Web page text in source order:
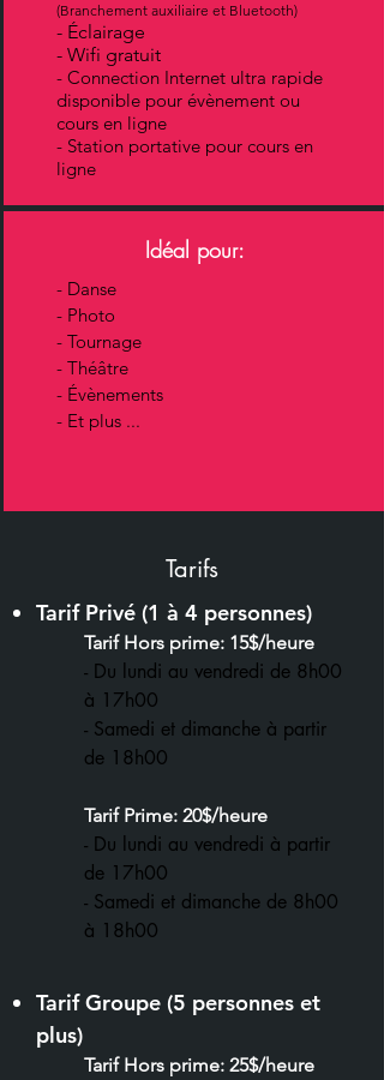
(Branchement auxiliaire et Bluetooth)
- Éclairage
- Wifi gratuit
- Connection Internet ultra rapide
disponible pour évènement ou
cours en ligne
- Station portative pour cours en
ligne
Idéal pour:
- Danse
- Photo
- Tournage
- Théâtre
- Évènements
- Et plus ...
Tarifs
Tarif Privé (1 à 4 personnes)
Tarif Hors prime: 15$/heure
- Du lundi au vendredi de 8 h00
à 17h00
- Samedi et dimanche à partir
de 18h00
Tarif Prime: 20$/heure
- Du lundi au vendredi à partir
de 17h00
- Samedi et dimanche de 8h00
à 18h00
Tarif Groupe (5 personnes et
plus)
Tarif Hors prime: 25$/heure